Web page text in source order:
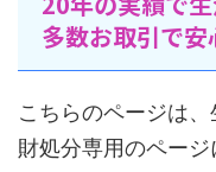
多数お取引で安
こちらのページは
財処分専用のページ